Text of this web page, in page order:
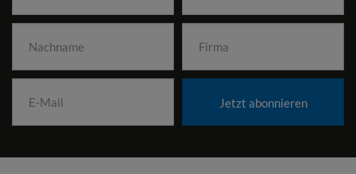
Jetzt abonnieren